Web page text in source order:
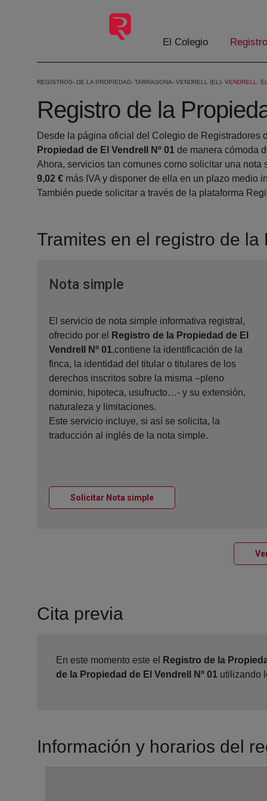
El Colegio
REGISTROS DE LA PROPIEDAD TARRAGONA VENDRELL (EL) VENDRELL,
Registro de la
Desde la página oficial del Colegio de Registradores
Propiedad de El Vendrell Nº 01 de manera cómoda
Ahora, servicios tan comunes como solicitar una nota
9,02 € más IVA y disponer de ella en un plazo medio
También puede solicitar a través de la plataforma
Tramites en el registro de la
Nota simpleVentana nueva
El servicio de nota simple informativa registral,
ofrecido por el
Registro de la Propiedad de El
Vendrell Nº 01,contiene la identificación de la
finca, la identidad del titular o titulares de los
derechos inscritos sobre la misma –pleno
dominio, hipoteca, usufructo…- y su extensión,
naturaleza y limitaciones.
Este servicio incluye, si así se solicita, la
traducción al inglés de la nota simple.
Solicitar Nota simpleVentana nueva
Cita previa
En este momento este el Registro de la
de la Propiedad de El Vendrell Nº 01 utilizando
Información y horarios del